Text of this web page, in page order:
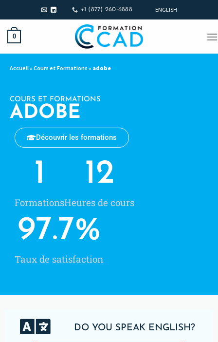
+1 (877) 260-6888 ENGLISH
0
Accueil » Cours et Formations » adobe
COURS ET FORMATIONS
ADOBE
Découvrir les formations
Formations
1
Heures de cours
12
Taux de satisfaction
97.7%
DO YOU SPEAK ENGLISH?